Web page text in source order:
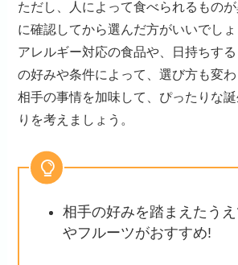
ただし、人によって食べられるもの
に確認してから選んだ方がいいでしょ
アレルギー対応の食品や、日持ちす
の好みや条件によって、選び方も変わ
相手の事情を加味して、ぴったりな
りを考えましょう。
相手の好みを踏まえたう
やフルーツがおすすめ!